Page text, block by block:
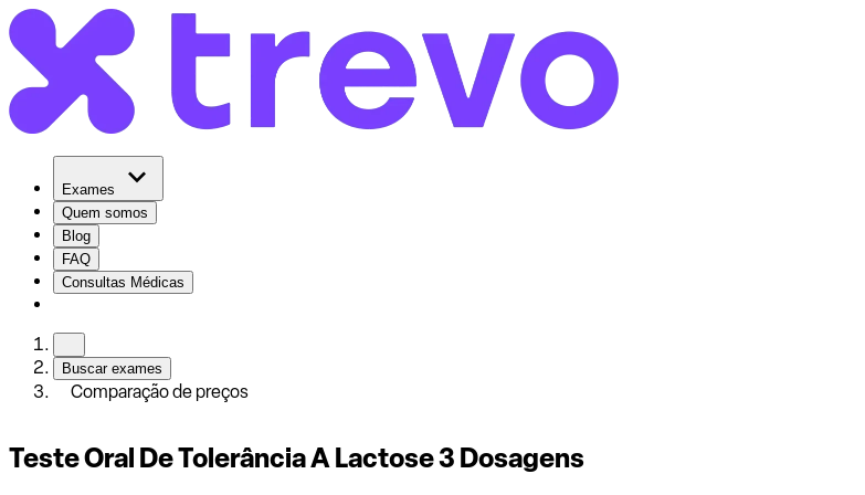
Exames
Quem somos
Blog
FAQ
Consultas Médicas
Buscar exames
Comparação de preços
Teste Oral De Tolerância A Lactose 3 Dosagens